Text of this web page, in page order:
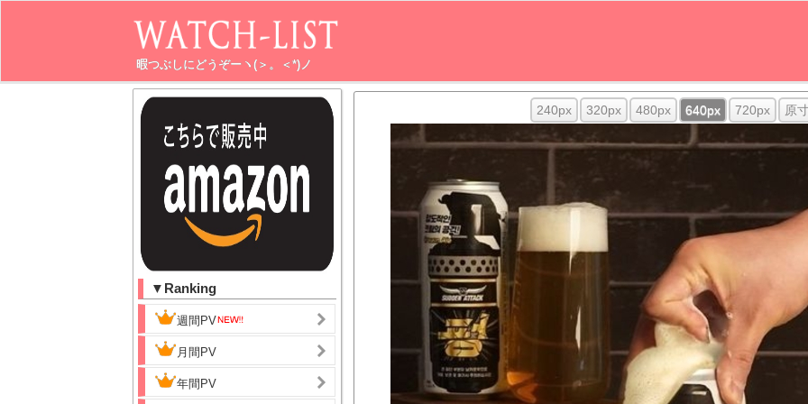
暇つぶしにどうぞーヽ(＞。＜*)ノ
▼Ranking
週間PV
月間PV
年間PV
240px 320px 480px 640px 720px 原